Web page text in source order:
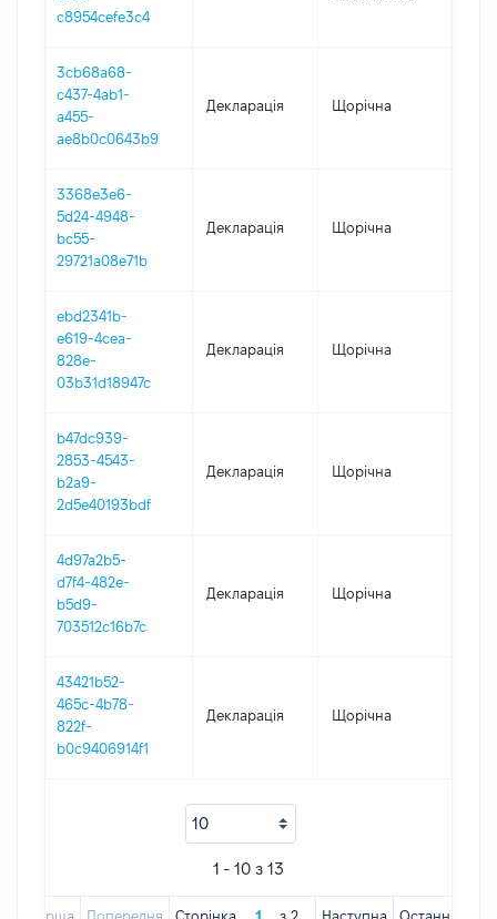
c8954cefe3c4
3cb68a68-
c437-4ab1-
a455-
ae8b0c0643b9
Декларація Щорічна
3368e3e6-
5d24-4948-
bc55-
29721a08e71b
Декларація Щорічна
ebd2341b-
e619-4cea-
828e-
03b31d18947c
Декларація Щорічна
b47dc939-
2853-4543-
b2a9-
2d5e40193bdf
Декларація Щорічна
4d97a2b5-
d7f4-482e-
b5d9-
703512c16b7c
Декларація Щорічна
43421b52-
465c-4b78-
822f-
b0c9406914f1
Декларація Щорічна
1 - 10 з 13
Перша Попередня Сторінка з 2 Наступна Остання